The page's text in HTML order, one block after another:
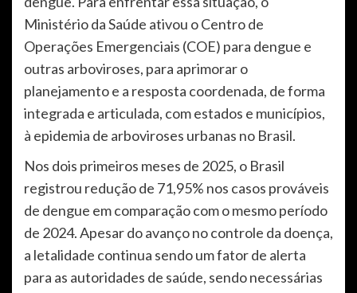
Ministério da Saúde ativou o Centro de
Operações Emergenciais (COE) para dengue e
outras arboviroses, para aprimorar o
planejamento e a resposta coordenada, de forma
integrada e articulada, com estados e municípios,
à epidemia de arboviroses urbanas no Brasil.
Nos dois primeiros meses de 2025, o Brasil
registrou redução de 71,95% nos casos prováveis
de dengue em comparação com o mesmo período
de 2024. Apesar do avanço no controle da doença,
a letalidade continua sendo um fator de alerta
para as autoridades de saúde, sendo necessárias